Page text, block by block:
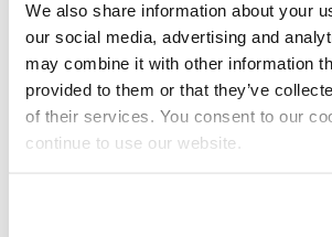
We also share information about your
our social media, advertising and
may combine it with other information
provided to them or that they’ve
of their services. You consent to our
continue to use our website.